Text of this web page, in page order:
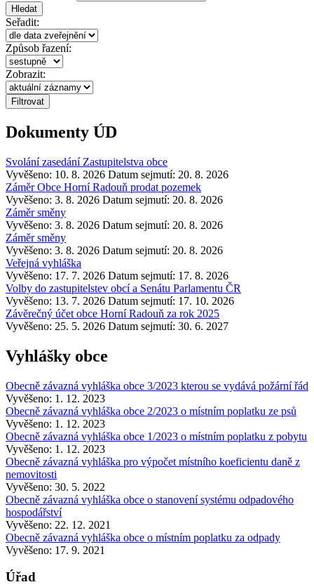
Hledat
Seřadit:
Způsob řazení:
Zobrazit:
Dokumenty ÚD
Svolání zasedání Zastupitelstva obce
Vyvěšeno: 10. 8. 2026 Datum sejmutí: 20. 8. 2026
Záměr Obce Horní Radouň prodat pozemek
Vyvěšeno: 3. 8. 2026 Datum sejmutí: 20. 8. 2026
Záměr směny
Vyvěšeno: 3. 8. 2026 Datum sejmutí: 20. 8. 2026
Záměr směny
Vyvěšeno: 3. 8. 2026 Datum sejmutí: 20. 8. 2026
Veřejná vyhláška
Vyvěšeno: 17. 7. 2026 Datum sejmutí: 17. 8. 2026
Volby do zastupitelstev obcí a Senátu Parlamentu ČR
Vyvěšeno: 13. 7. 2026 Datum sejmutí: 17. 10. 2026
Závěrečný účet obce Horní Radouň za rok 2025
Vyvěšeno: 25. 5. 2026 Datum sejmutí: 30. 6. 2027
Vyhlášky obce
Obecně závazná vyhláška obce 3/2023 kterou se vydává požární řád
Vyvěšeno: 1. 12. 2023
Obecně závazná vyhláška obce 2/2023 o místním poplatku ze psů
Vyvěšeno: 1. 12. 2023
Obecně závazná vyhláška obce 1/2023 o místním poplatku z pobytu
Vyvěšeno: 1. 12. 2023
Obecně závazná vyhláška pro výpočet místního koeficientu daně z
nemovitosti
Vyvěšeno: 30. 5. 2022
Obecně závazná vyhláška obce o stanovení systému odpadového
hospodářství
Vyvěšeno: 22. 12. 2021
Obecně závazná vyhláška obce o místním poplatku za odpady
Vyvěšeno: 17. 9. 2021
Úřad